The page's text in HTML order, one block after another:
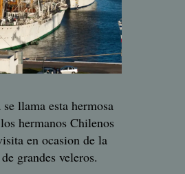
llama esta hermosa
hermanos Chilenos
en ocasion de la
grandes veleros.